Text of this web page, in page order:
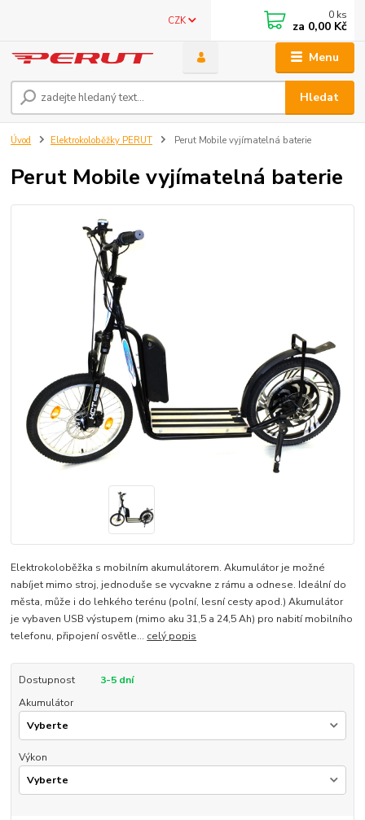
Menu
CZK
Hledat
0 ks
za 0,00 Kč
Úvod Elektrokoloběžky PERUT Perut Mobile vyjímatelná baterie
Perut Mobile vyjímatelná baterie
Elektrokoloběžka s mobilním akumulátorem. Akumulátor je možné
nabíjet mimo stroj, jednoduše se vycvakne z rámu a odnese. Ideální do
města, může i do lehkého terénu (polní, lesní cesty apod.) Akumulátor
je vybaven USB výstupem (mimo aku 31,5 a 24,5 Ah) pro nabití mobilního
telefonu, připojení osvětle... celý popis
Dostupnost
3-5 dní
Akumulátor
Výkon